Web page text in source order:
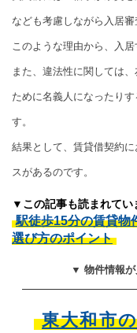
なども考慮しながら入居審
このような理由から、入
また、違法性に関しては
ために名義人になったり
す。
結果として、賃貸借契約
スがあるのです。
▼この記事も読まれてい
駅徒歩15分の賃貸物
選び方のポイント
▼ 物件情報が
東大和市